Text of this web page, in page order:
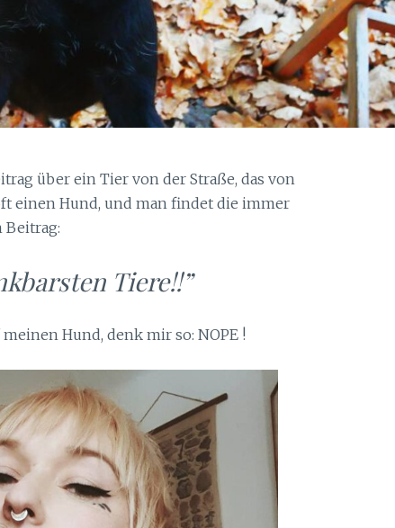
über ein Tier von der Straße, das von
einen Hund, und man findet die immer
Beitrag:
Tiere!!”
Hund, denk mir so: NOPE !